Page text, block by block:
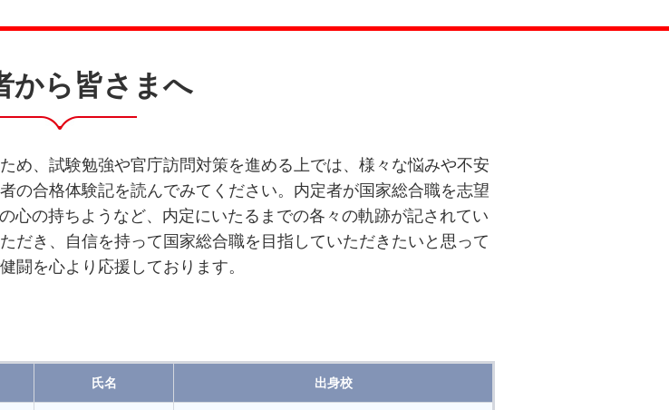
から皆さまへ
、試験勉強や官庁訪問対策を進める上では、様々な悩みや不安
の合格体験記を読んでみてください。内定者が国家総合職を志望
心の持ちようなど、内定にいたるまでの各々の軌跡が記されてい
だき、自信を持って国家総合職を目指していただきたいと思って
闘を心より応援しております。
氏名 出身校